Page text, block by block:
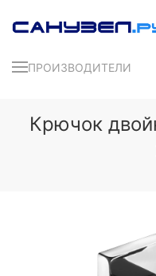
ПРОИЗВОДИТЕЛИ
Крючок